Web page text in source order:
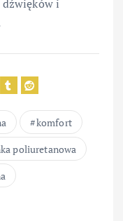
dźwięków i
komfort
poliuretanowa